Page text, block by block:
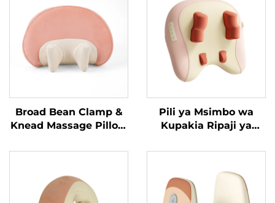
Broad Bean Clamp &
Knead Massage Pillow
Pili ya Msimbo wa
Kupakia Ripaji ya